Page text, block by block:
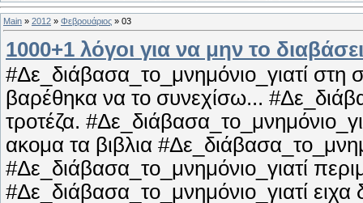
Main » 2012 » Φεβρουάριος » 03
1000+1 λόγοι για να μην το
#Δε_διάβασα_το_μνημόνιο_γιατί
βαρέθηκα να το συνεχίσω...
τροτέζα.
ακομα τα βιβλια
#Δε_διάβασα_το_μνημόνιο_γιατί
#Δε_διάβασα_το_μνημόνιο_γιατί ειχα